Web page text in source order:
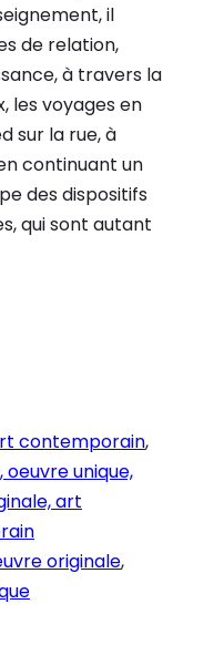
il
de relation,
à travers la
les voyages en
sur la rue, à
continuant un
des dispositifs
qui sont autant
contemporain,
unique,
art
originale,